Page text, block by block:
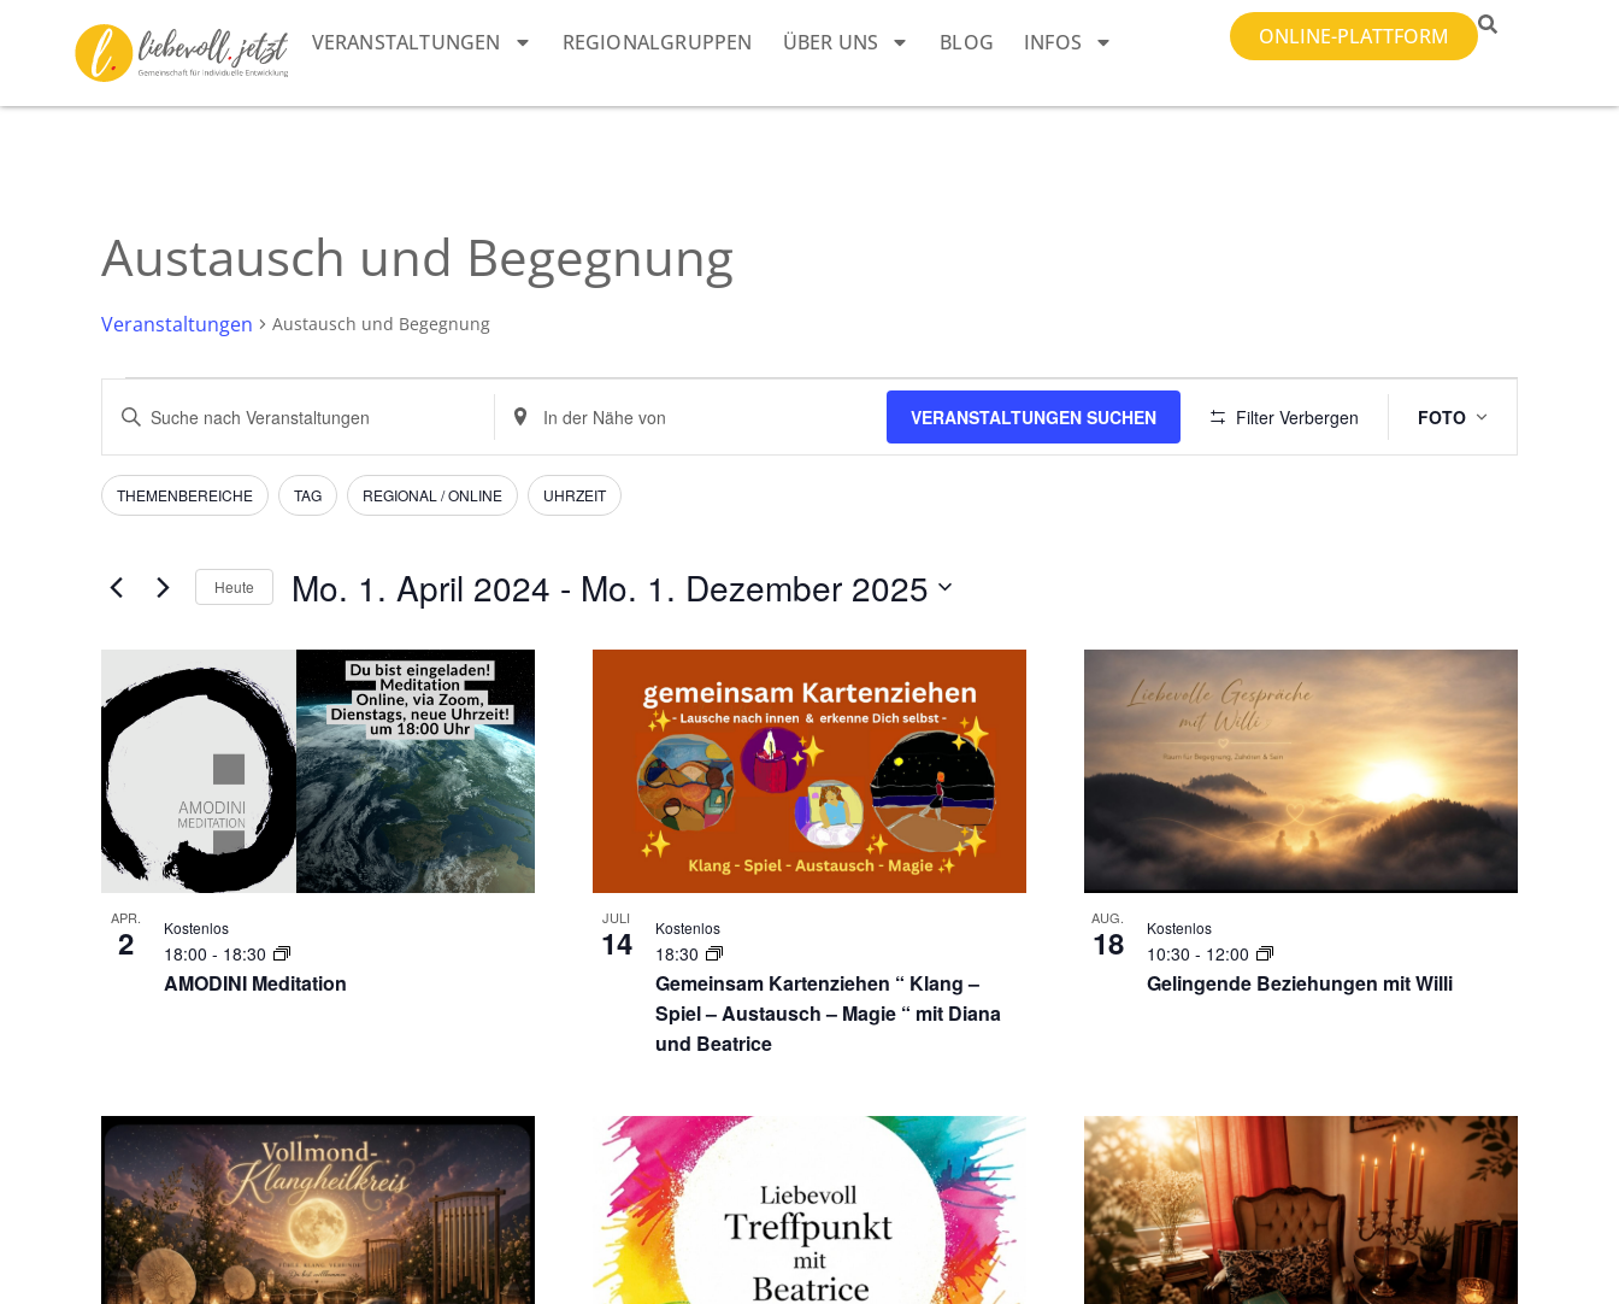
VERANSTALTUNGEN REGIONALGRUPPEN ÜBER UNS BLOG INFOS ONLINE-PLATTFORM
Austausch und Begegnung
Veranstaltungen Austausch und Begegnung
Veranstaltungen
Suche
und
Navigation
Bitte
Schlüsselwort
Suche
nach
Veranstaltungen
Schlüsselwort.
Standort
eingeben.
Suche
nach
Veranstaltungen.
VERANSTALTUNGEN SUCHEN Filter Verbergen
Ansichten-
FOTO
Filter
Das
Ändern
Formular-
Eingabefelder
Liste
der
Veranstaltungen
mit
den
gefilterten
Ergebnissen
aktualisieren
THEMENBEREICHE TAG REGIONAL / ONLINE UHRZEIT
Heute Mo. 1. April 2024 - Mo. 1. Dezember 2025
List
of
Veranstaltungen
in
Photo
View
APR.
2
AMODINI Meditation
18:00 - 18:30
Kostenlos JULI
14
Gemeinsam Kartenziehen “ Klang –
Spiel – Austausch – Magie “ mit Diana
und Beatrice
18:30
Kostenlos AUG.
18
Gelingende Beziehungen mit Willi
10:30 - 12:00
Kostenlos